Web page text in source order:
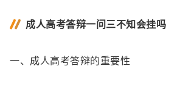
成人高考答辩一问三不知会挂吗
一、成人高考答辩的重要性